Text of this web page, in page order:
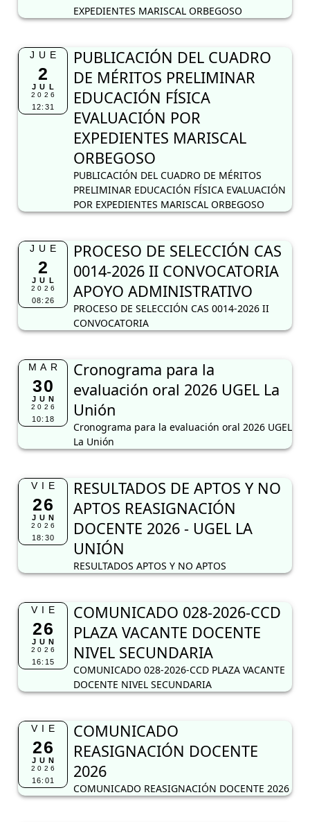
EXPEDIENTES MARISCAL ORBEGOSO
JUE
2
JUL
2026
12:31
PUBLICACIÓN DEL CUADRO
DE MÉRITOS PRELIMINAR
EDUCACIÓN FÍSICA
EVALUACIÓN POR
EXPEDIENTES MARISCAL
ORBEGOSO
PUBLICACIÓN DEL CUADRO DE MÉRITOS
PRELIMINAR EDUCACIÓN FÍSICA EVALUACIÓN
POR EXPEDIENTES MARISCAL ORBEGOSO
JUE
2
JUL
2026
08:26
PROCESO DE SELECCIÓN CAS
0014-2026 II CONVOCATORIA
APOYO ADMINISTRATIVO
PROCESO DE SELECCIÓN CAS 0014-2026 II
CONVOCATORIA
MAR
30
JUN
2026
10:18
Cronograma para la
evaluación oral 2026 UGEL La
Unión
Cronograma para la evaluación oral 2026 UGEL
La Unión
VIE
26
JUN
2026
18:30
RESULTADOS DE APTOS Y NO
APTOS REASIGNACIÓN
DOCENTE 2026 - UGEL LA
UNIÓN
RESULTADOS APTOS Y NO APTOS
VIE
26
JUN
2026
16:15
COMUNICADO 028-2026-CCD
PLAZA VACANTE DOCENTE
NIVEL SECUNDARIA
COMUNICADO 028-2026-CCD PLAZA VACANTE
DOCENTE NIVEL SECUNDARIA
VIE
26
JUN
2026
16:01
COMUNICADO
REASIGNACIÓN DOCENTE
2026
COMUNICADO REASIGNACIÓN DOCENTE 2026